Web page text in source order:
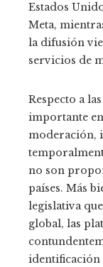
Estados
Meta,
la difusión
servicios de
Respecto a
importante
moderación,
no son
países. Más
legislativa
global, las
identificación